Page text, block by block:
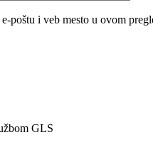
poštu i veb mesto u ovom
GLS